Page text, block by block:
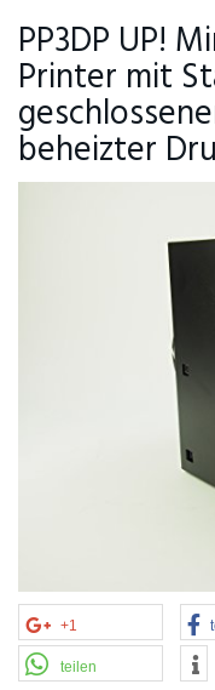
PP3DP UP!
Printer mit
beheizter
+1
teilen